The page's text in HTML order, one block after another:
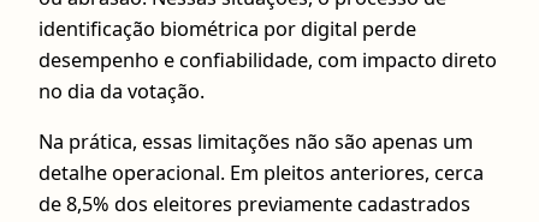
identificação biométrica por digital perde
desempenho e confiabilidade, com impacto direto
no dia da votação.
Na prática, essas limitações não são apenas um
detalhe operacional. Em pleitos anteriores, cerca
de 8,5% dos eleitores previamente cadastrados